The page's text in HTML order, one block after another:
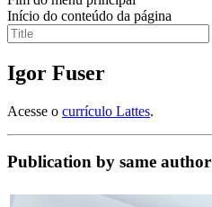
Início do conteúdo da página
Igor Fuser
Acesse o currículo Lattes.
Publication by same author